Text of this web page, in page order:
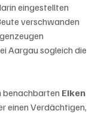
eingestellten
verschwanden
Aargau sogleich die
benachbarten Eiken
einen Verdächtigen,